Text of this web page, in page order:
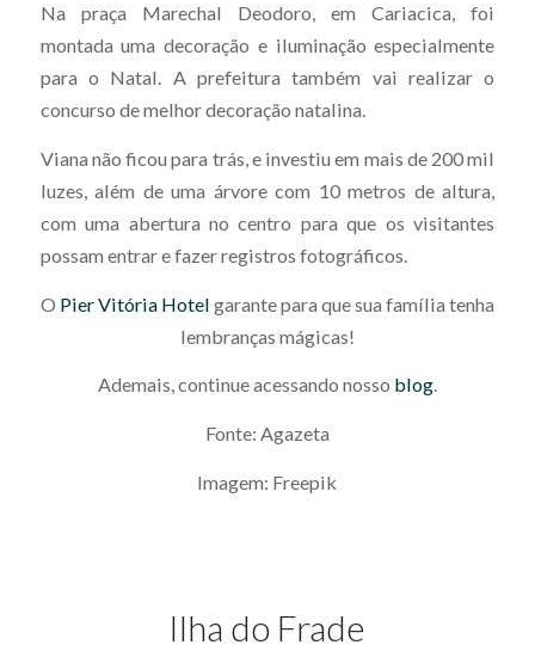
Na praça Marechal Deodoro, em Cariacica, foi
montada uma decoração e iluminação especialmente
para o Natal. A prefeitura também vai realizar o
concurso de melhor decoração natalina.
Viana não ficou para trás, e investiu em mais de 200 mil
luzes, além de uma árvore com 10 metros de altura,
com uma abertura no centro para que os visitantes
possam entrar e fazer registros fotográficos.
O Pier Vitória Hotel garante para que sua família tenha
lembranças mágicas!
Ademais, continue acessando nosso blog.
Fonte: Agazeta
Imagem: Freepik
Ilha do Frade